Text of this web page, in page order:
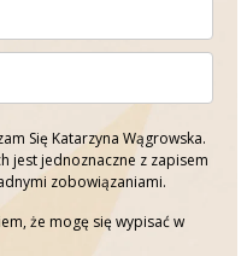
Się Katarzyna Wągrowska.
jest jednoznaczne z zapisem
zobowiązaniami.
że mogę się wypisać w